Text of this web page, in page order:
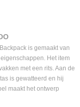
is gemaakt van
Het item
met een rits. Aan de
is gewatteerd en hij
maakt het ontwerp